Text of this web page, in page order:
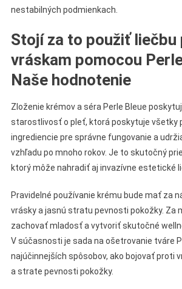
nestabilných podmienkach.
Stojí za to použiť liečbu
vráskam pomocou
Naše hodnotenie
Zloženie krémov a séra Perle Bleue
starostlivosť o pleť, ktorá poskytuje všetky
ingrediencie pre správne fungovanie a
vzhľadu po mnoho rokov. Je to skutočný
ktorý môže nahradiť aj invazívne estetické
Pravidelné používanie krému bude mať za
vrásky a jasnú stratu pevnosti pokožky. Za
zachovať mladosť a vytvoriť skutočné
V súčasnosti je sada na ošetrovanie tváre
najúčinnejších spôsobov, ako bojovať proti
a strate pevnosti pokožky.